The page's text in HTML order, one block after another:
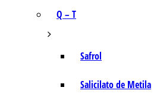
Q – T
Safrol
Salicilato de Metila